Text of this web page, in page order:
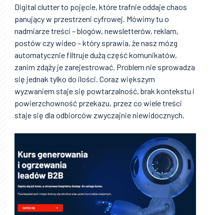
Digital clutter to pojęcie, które trafnie oddaje chaos
panujący w przestrzeni cyfrowej. Mówimy tu o
nadmiarze treści – blogów, newsletterów, reklam,
postów czy wideo – który sprawia, że nasz mózg
automatycznie filtruje dużą część komunikatów,
zanim zdąży je zarejestrować. Problem nie sprowadza
się jednak tylko do ilości. Coraz większym
wyzwaniem staje się powtarzalność, brak kontekstu i
powierzchowność przekazu, przez co wiele treści
staje się dla odbiorców zwyczajnie niewidocznych.